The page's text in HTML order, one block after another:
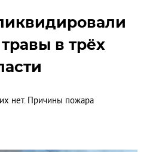
в трёх
нет. Причины пожара